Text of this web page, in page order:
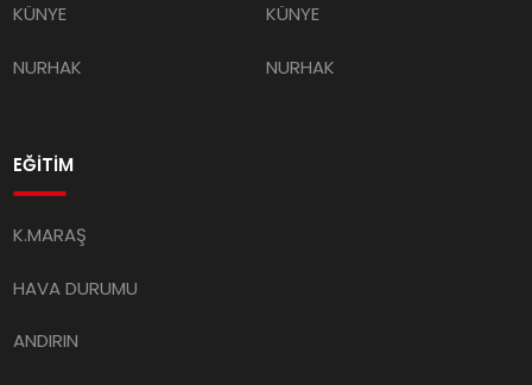
KÜNYE
NURHAK
KÜNYE
NURHAK
EĞİTİM
K.MARAŞ
HAVA DURUMU
ANDIRIN